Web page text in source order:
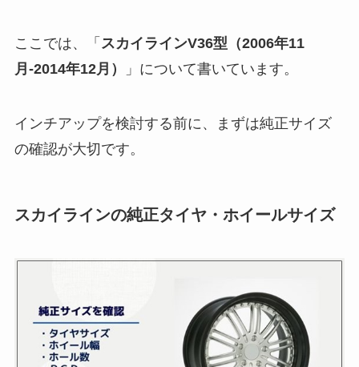
ここでは、「 スカイラインV36型（2006年11
月-2014年12月）
」について書いています。
インチアップを検討する前に、まずは純正サイズ
の確認が大切です。
スカイラインの純正タイヤ・ホイールサイズ